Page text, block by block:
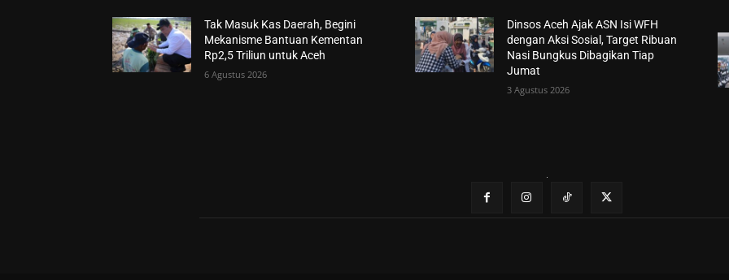
Tak Masuk Kas Daerah, Begini
Mekanisme Bantuan Kementan
Rp2,5 Triliun untuk Aceh
6 Agustus 2026
Dinsos Aceh Ajak ASN Isi WFH
dengan Aksi Sosial, Target Ribuan
Nasi Bungkus Dibagikan Tiap
Jumat
3 Agustus 2026